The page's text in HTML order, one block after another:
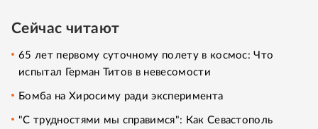
Сейчас читают
65 лет первому суточному полету в космос: Что
испытал Герман Титов в невесомости
Бомба на Хиросиму ради эксперимента
"С трудностями мы справимся": Как Севастополь